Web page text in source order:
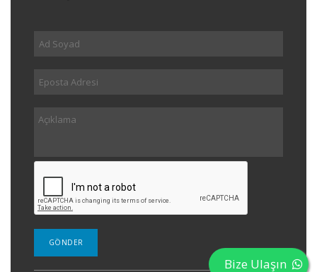
Bize Ulaşın